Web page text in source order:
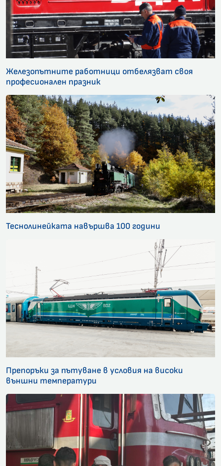
Железопътните работници отбелязват своя
професионален празник
Теснолинейката навършва 100 години
Препоръки за пътуване в условия на високи
външни температури